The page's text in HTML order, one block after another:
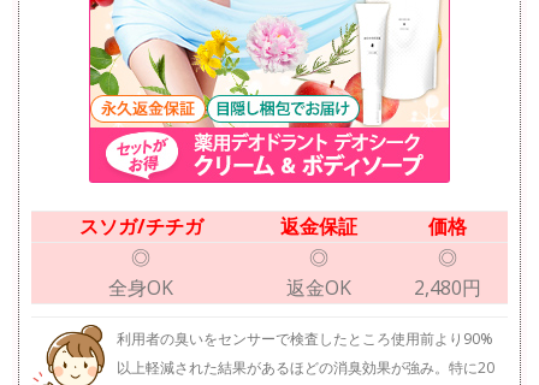
スソガ/チチガ 返金保証
価格
◎
全身OK
◎
返金OK
◎
2,480円
利用者の臭いをセンサーで検査したところ使用前より90%
以上軽減された結果があるほどの消臭効果が強み。特に20